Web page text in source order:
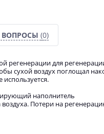
(0)
для
сухой воздух поглощал
используется.
наполнитель
воздуха. Потери на